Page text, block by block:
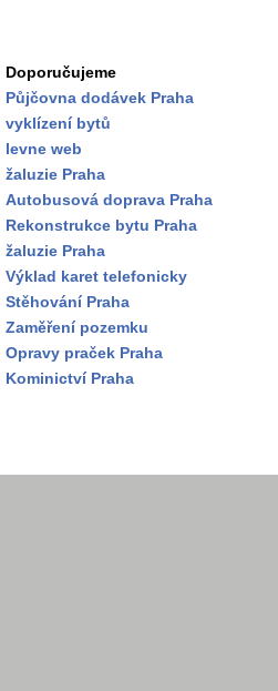
Doporučujeme
Půjčovna dodávek Praha
vyklízení bytů
levne web
žaluzie Praha
Autobusová doprava Praha
Rekonstrukce bytu Praha
žaluzie Praha
Výklad karet telefonicky
Stěhování Praha
Zaměření pozemku
Opravy praček Praha
Kominictví Praha